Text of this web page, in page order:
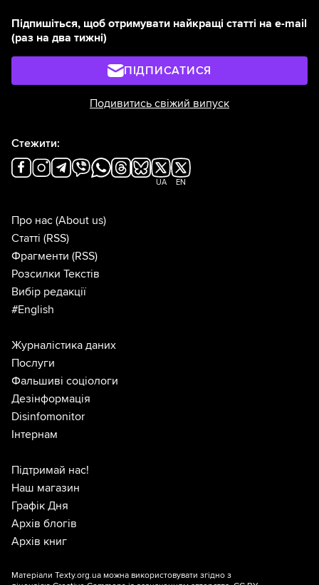
Підпишіться, щоб отримувати найкращі статті на e-mail
(раз на два тижні)
ПІДПИСАТИСЯ
Подивитись свіжий випуск
Стежити:
UA EN
Про нас (About us)
Статті (RSS)
Фрагменти (RSS)
Розсилки Текстів
Вибір редакції
#English
Журналістика даних
Послуги
Фальшиві соціологи
Дезінформація
Disinfomonitor
Інтернам
Підтримай нас!
Наш магазин
Графік Дня
Архів блогів
Архів книг
Матеріали Texty.org.ua можна використовувати згідно з